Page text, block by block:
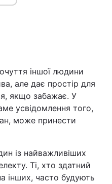
іншої людини
але дає простір для
якщо забажає. У
усвідомлення того,
може принести
із найважливіших
Ті, хто здатний
інших, часто будують